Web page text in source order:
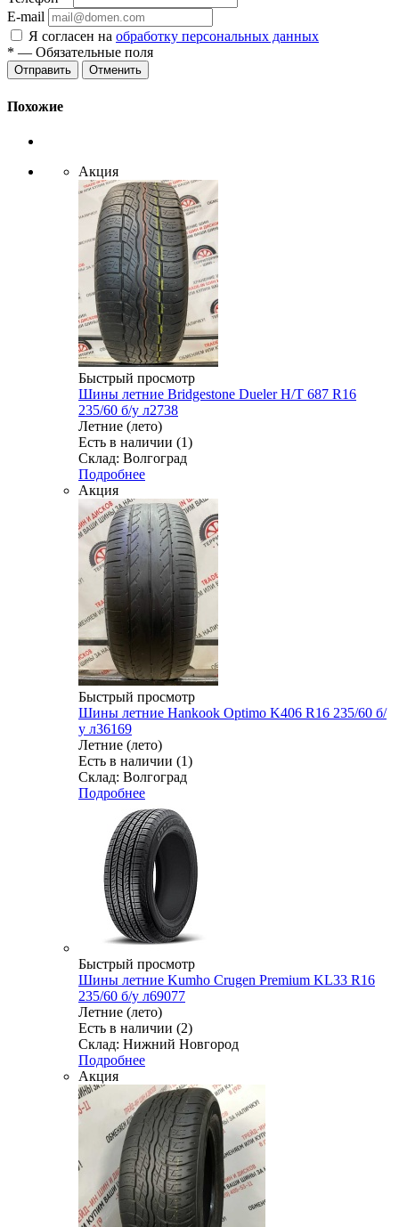
E-mail
Я согласен на обработку персональных данных
* — Обязательные поля
Отменить
Похожие
Акция
Быстрый просмотр
Шины летние Bridgestone Dueler H/T 687 R16
235/60 б/у л2738
Летние (лето)
Есть в наличии (1)
Склад: Волгоград
Подробнее
Акция
Быстрый просмотр
Шины летние Hankook Optimo K406 R16 235/60 б/
у л36169
Летние (лето)
Есть в наличии (1)
Склад: Волгоград
Подробнее
Быстрый просмотр
Шины летние Kumho Crugen Premium KL33 R16
235/60 б/у л69077
Летние (лето)
Есть в наличии (2)
Склад: Нижний Новгород
Подробнее
Акция